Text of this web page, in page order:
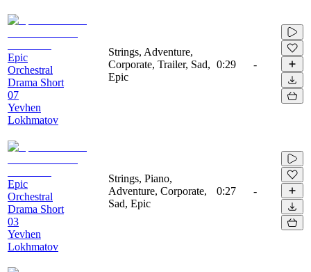
Epic
Orchestral
Drama Short
07
Yevhen
Lokhmatov
Strings, Adventure,
Corporate, Trailer, Sad,
Epic
0:29 -
Epic
Orchestral
Drama Short
03
Yevhen
Lokhmatov
Strings, Piano,
Adventure, Corporate,
Sad, Epic
0:27 -